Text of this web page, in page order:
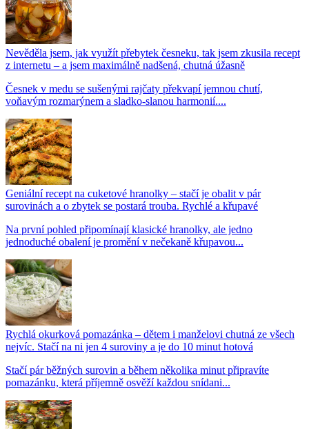
Nevěděla jsem, jak využít přebytek česneku, tak jsem zkusila recept
z internetu – a jsem maximálně nadšená, chutná úžasně
Česnek v medu se sušenými rajčaty překvapí jemnou chutí,
voňavým rozmarýnem a sladko-slanou harmonií....
Geniální recept na cuketové hranolky – stačí je obalit v pár
surovinách a o zbytek se postará trouba. Rychlé a křupavé
Na první pohled připomínají klasické hranolky, ale jedno
jednoduché obalení je promění v nečekaně křupavou...
Rychlá okurková pomazánka – dětem i manželovi chutná ze všech
nejvíc. Stačí na ni jen 4 suroviny a je do 10 minut hotová
Stačí pár běžných surovin a během několika minut připravíte
pomazánku, která příjemně osvěží každou snídani...